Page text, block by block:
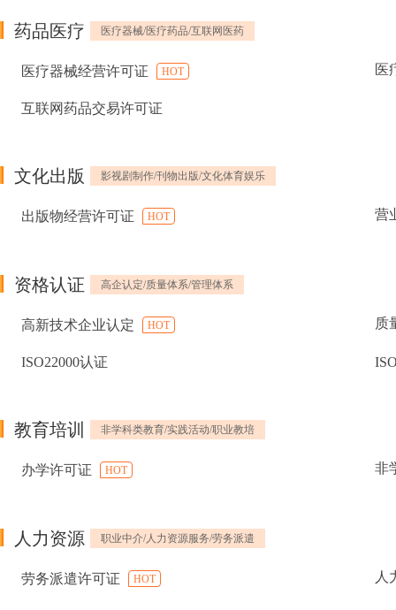
药品医疗 医疗器械/医疗药品/互联网医药
医疗器械经营许可证 HOT 医
互联网药品交易许可证
文化出版 影视剧制作/刊物出版/文化体育娱乐
出版物经营许可证 HOT 营
资格认证 高企认定/质量体系/管理体系
高新技术企业认定 HOT 质
ISO22000认证
教育培训 非学科类教育/实践活动/职业教培
办学许可证 HOT 非
人力资源 职业中介/人力资源服务/劳务派遣
劳务派遣许可证 HOT 人